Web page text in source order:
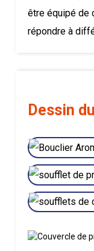
être équipé de
répondre à
Dessin